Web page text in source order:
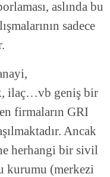
aslında bu
sadece
ilaç…vb geniş bir
firmaların GRI
Ancak
herhangi bir sivil
kurumu (merkezi